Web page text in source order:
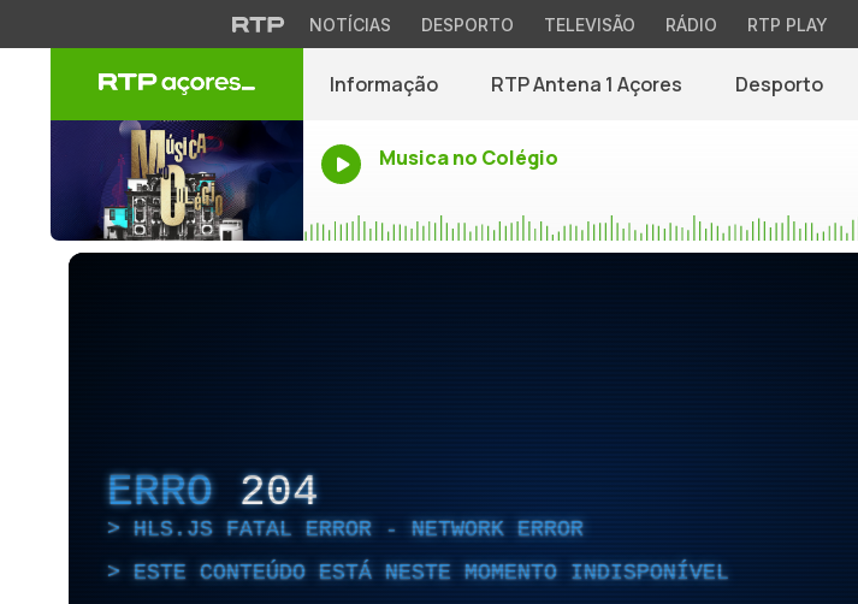
NOTÍCIAS DESPORTO TELEVISÃO RÁDIO RTP PLAY
Informação RTP Antena 1 Açores Desporto
Musica no Colégio
ERRO 204
HLS.JS FATAL ERROR - NETWORK ERROR
ESTE CONTEÚDO ESTÁ NESTE MOMENTO INDISPONÍVEL